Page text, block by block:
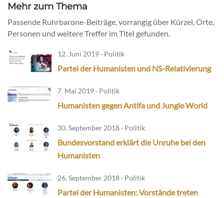
Mehr zum Thema
Passende Ruhrbarone-Beiträge, vorrangig über Kürzel, Orte,
Personen und weitere Treffer im Titel gefunden.
12. Juni 2019 · Politik
Partei der Humanisten und NS-Relativierung
7. Mai 2019 · Politik
Humanisten gegen Antifa und Jungle World
30. September 2018 · Politik
Bundesvorstand erklärt die Unruhe bei den
Humanisten
26. September 2018 · Politik
Partei der Humanisten: Vorstände treten